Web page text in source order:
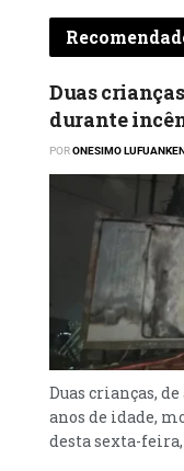
Duas
durante
PORONESIMO
Duas crianças,
anos de idade,
desta sexta-feira,